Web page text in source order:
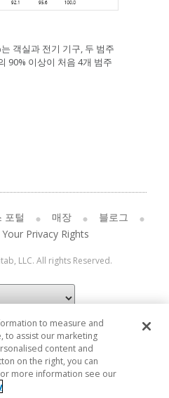
객실과 전기 기구, 두 범주
90% 이상이 처음 4개 범주
포털 매장
블로그
Your Privacy Rights
LLC. All rights Reserved.
to measure and
to assist our marketing
content and
on the right, you can
more information see our